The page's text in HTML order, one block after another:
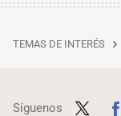
TEMAS DE INTERÉS
Síguenos